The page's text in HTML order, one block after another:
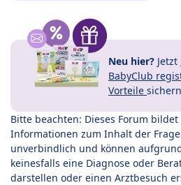
Neu hier? Jetzt
BabyClub
Vorteile
Bitte beachten: Dieses Forum
Informationen zum Inhalt der
unverbindlich und können
keinesfalls eine Diagnose oder
darstellen oder einen Arztbesuch